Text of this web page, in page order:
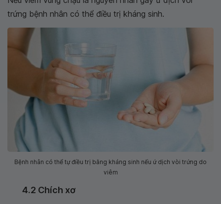
trứng bệnh nhân có thể điều trị kháng sinh.
Bệnh nhân có thể tự điều trị bằng kháng sinh nếu ứ dịch vòi trứng do
viêm
4.2 Chích xơ